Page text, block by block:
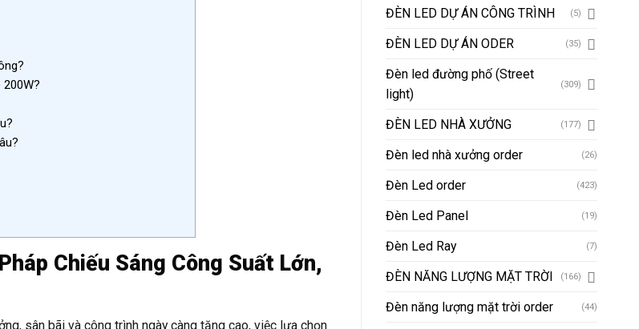
Chiếu Sáng Công Suất Lớn,
sân bãi và công trình ngày càng tăng cao, việc lựa chọn
ĐÈN LED DỰ ÁN CÔNG TRÌNH (5)
ĐÈN LED DỰ ÁN ODER (35)
Đèn led đường phố (Street
light)
(309)
ĐÈN LED NHÀ XƯỞNG (177)
Đèn led nhà xưởng order (26)
Đèn Led order (423)
Đèn Led Panel (19)
Đèn Led Ray (7)
ĐÈN NĂNG LƯỢNG MẶT TRỜI (166)
Đèn năng lượng mặt trời order (44)